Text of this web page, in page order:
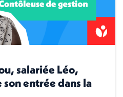
salariée Léo,
entrée dans la